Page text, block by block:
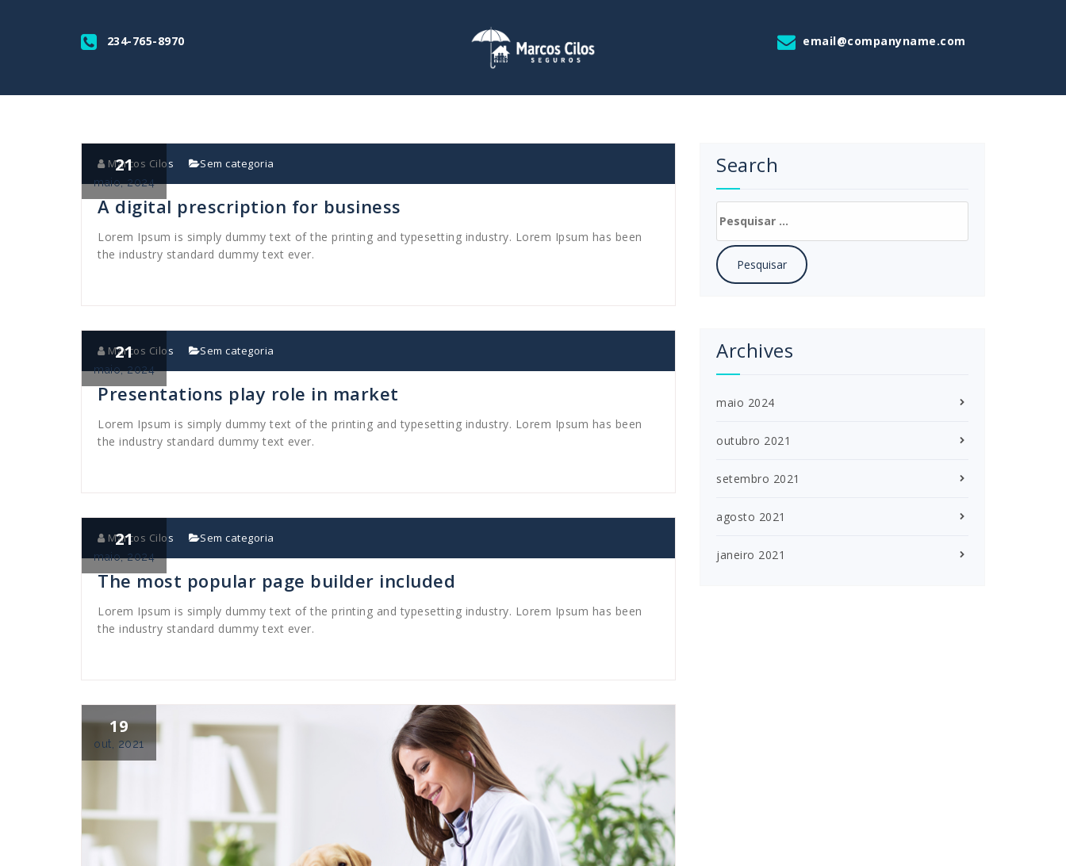
234-765-8970 email@companyname.com
21
maio, 2024
Marcos Cilos Sem categoria
A digital prescription for business
Lorem Ipsum is simply dummy text of the printing and typesetting industry. Lorem Ipsum has been
the industry standard dummy text ever.
21
maio, 2024
Marcos Cilos Sem categoria
Presentations play role in market
Lorem Ipsum is simply dummy text of the printing and typesetting industry. Lorem Ipsum has been
the industry standard dummy text ever.
21
maio, 2024
Marcos Cilos Sem categoria
The most popular page builder included
Lorem Ipsum is simply dummy text of the printing and typesetting industry. Lorem Ipsum has been
the industry standard dummy text ever.
19
out, 2021
Search
Archives
maio 2024
outubro 2021
setembro 2021
agosto 2021
janeiro 2021